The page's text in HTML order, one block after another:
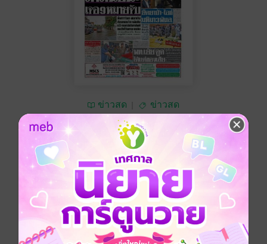
ข่าวสด ข่าวสด
ซื้อ 10 บาท
No Rating
อยากได้ ซื้อเป็นของขวัญ ติดตาม แชร์